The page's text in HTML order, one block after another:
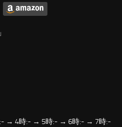
」
→ 4時:- → 5時:- → 6時:- → 7時:-